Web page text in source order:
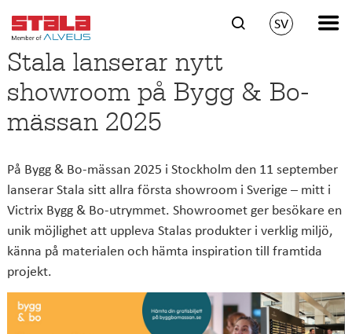
SV
Stala lanserar nytt
showroom på Bygg & Bo-
mässan 2025
På Bygg & Bo-mässan 2025 i Stockholm den 11 september
lanserar Stala sitt allra första showroom i Sverige – mitt i
Victrix Bygg & Bo-utrymmet. Showroomet ger besökare en
unik möjlighet att uppleva Stalas produkter i verklig miljö,
känna på materialen och hämta inspiration till framtida
projekt.